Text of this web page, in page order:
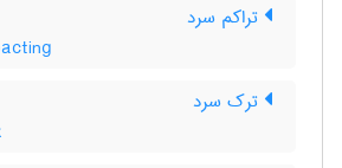
تراکم سرد
ترک سرد